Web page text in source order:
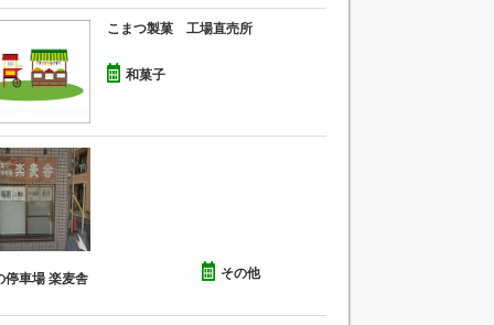
こまつ製菓 工場直売所
和菓子
停車場 楽麦舎 その他